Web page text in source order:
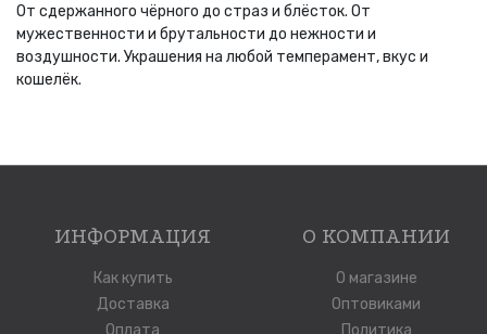
От сдержанного чёрного до страз и блёсток. От
мужественности и брутальности до нежности и
воздушности. Украшения на любой темперамент, вкус и
кошелёк.
ИНФОРМАЦИЯ
Как купить
Доставка
Оплата
О КОМПАНИИ
О магазине
Оптовиками
Политика